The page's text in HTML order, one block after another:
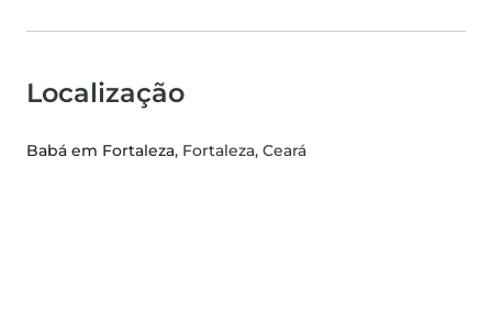
Localização
Babá em Fortaleza, Fortaleza, Ceará